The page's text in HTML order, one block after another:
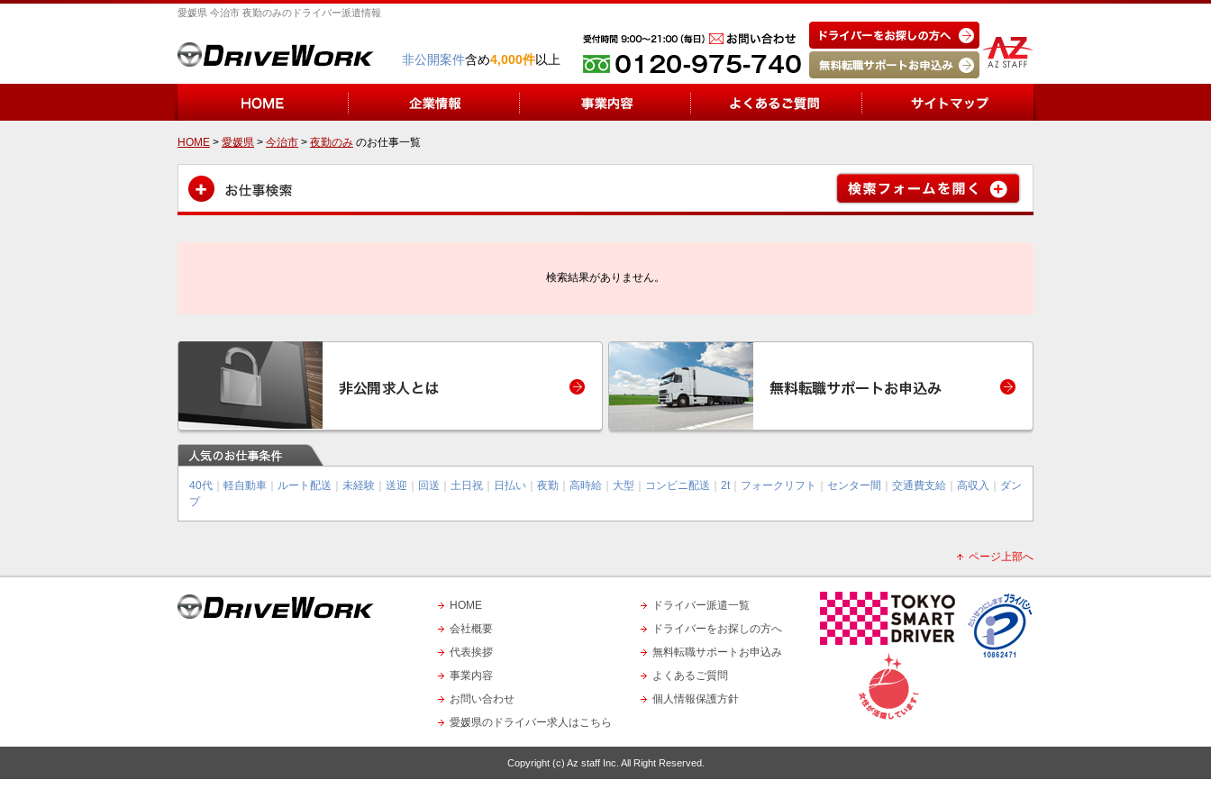
愛媛県 今治市 夜勤のみのドライバー派遣情報
非公開案件含め4,000件以上
HOME > 愛媛県 > 今治市 > 夜勤のみ のお仕事一覧
検索結果がありません。
40代 軽自動車 ルート配送 未経験 送迎 回送 土日祝 日払い 夜勤 高時給 大型 コンビニ配送 2t｜ フォークリフト センター間 交通費支給 高収入
ダン
プ
ページ上部へ
HOME
会社概要
代表挨拶
事業内容
お問い合わせ
愛媛県のドライバー求人はこちら
ドライバー派遣一覧
ドライバーをお探しの方へ
無料転職サポートお申込み
よくあるご質問
個人情報保護方針
Copyright (c) Az staff Inc. All Right Reserved.